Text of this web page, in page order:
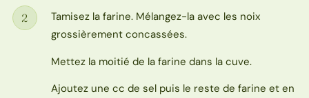
Étape
2
Tamisez la farine. Mélangez-la avec les noix
grossièrement concassées.
Mettez la moitié de la farine dans la cuve.
Ajoutez une cc de sel puis le reste de farine et en